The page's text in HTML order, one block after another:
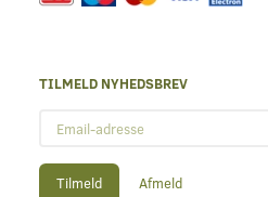
TILMELD NYHEDSBREV
adresse
Tilmeld Afmeld